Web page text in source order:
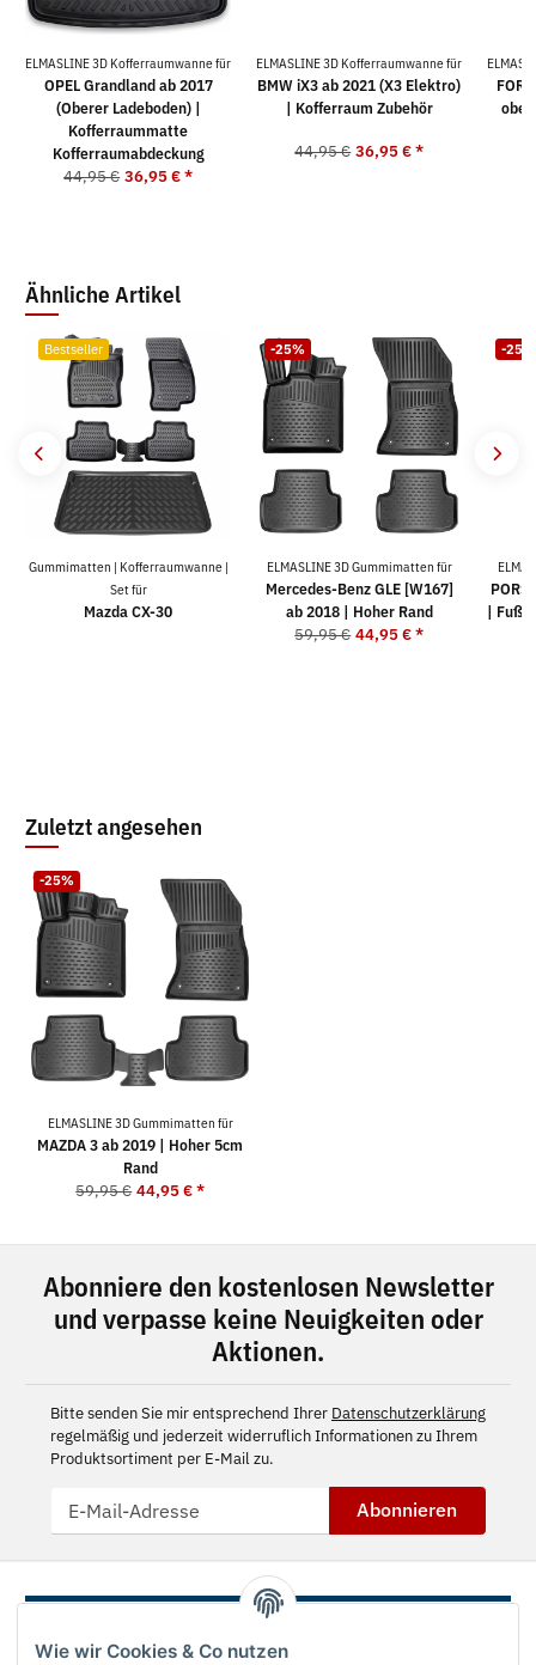
Wie wir Cookies & Co nutzen
ELMASLINE 3D Kofferraumwanne für
OPEL Grandland ab 2017
(Oberer Ladeboden) |
Kofferraummatte
Kofferraumabdeckung
44,95 € 36,95 €*
ELMASLINE 3D Kofferraumwanne für
BMW iX3 ab 2021 (X3 Elektro)
| Kofferraum Zubehör
44,95 € 36,95 €*
Ähnliche Artikel
Bestseller
Gummimatten | Kofferraumwanne |
Set für
Mazda CX-30
-25%
ELMASLINE 3D Gummimatten für
Mercedes-Benz GLE [W167]
ab 2018 | Hoher Rand
59,95 € 44,95 €*
-25%
|
Zuletzt angesehen
-25%
ELMASLINE 3D Gummimatten für
MAZDA 3 ab 2019 | Hoher 5cm
Rand
59,95 € 44,95 €*
Abonniere den kostenlosen Newsletter
und verpasse keine Neuigkeiten oder
Aktionen.
Bitte senden Sie mir entsprechend Ihrer Datenschutzerklärung
regelmäßig und jederzeit widerruflich Informationen zu Ihrem
Produktsortiment per E-Mail zu.
Abonnieren